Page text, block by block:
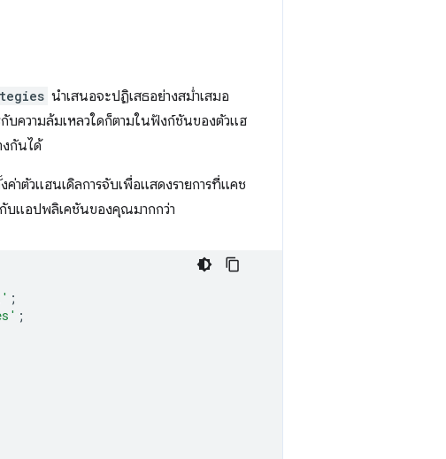
นำเสนอจะปฏิเสธอย่างสม่ำเสมอ
บความล้มเหลวใดก็ตามในฟังก์ชันของตัวแฮ
กันได้
ค่าตัวแฮนเดิลการจับเพื่อแสดงรายการที่แคช
กับแอปพลิเคชันของคุณมากกว่า
;
;